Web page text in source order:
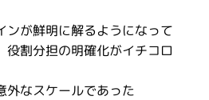
が鮮明に解るようになって
割分担の明確化がイチコロ
外なスケールであった